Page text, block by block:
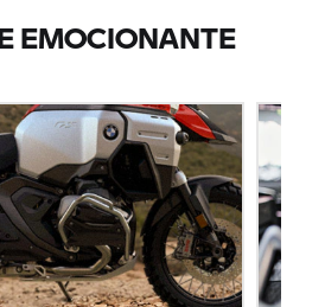
EMOCIONANTE